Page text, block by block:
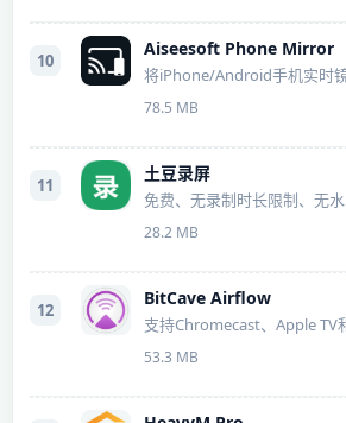
10
Aiseesoft Phone Mirror
78.5 MB
11
土豆录屏
28.2 MB
12
BitCave Airflow
53.3 MB